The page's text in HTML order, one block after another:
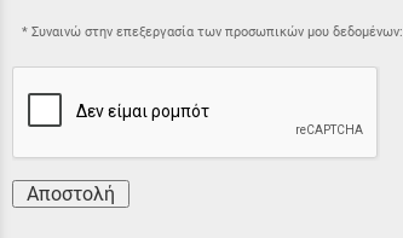
Συναινώ στην επεξεργασία των προσωπικών μου δεδομένων:
Αποστολή